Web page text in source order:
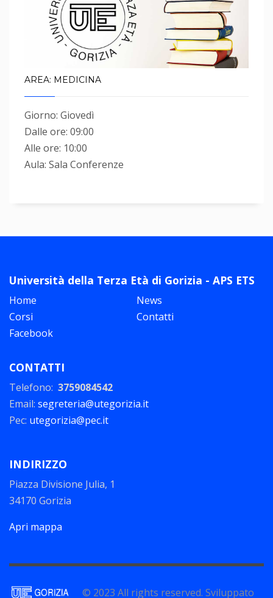
AREA: MEDICINA
Giorno: Giovedì
Dalle ore: 09:00
Alle ore: 10:00
Aula: Sala Conferenze
Università della Terza Età di Gorizia - APS ETS
Home
News
Corsi
Contatti
Facebook
CONTATTI
Telefono: 3759084542
Email: segreteria@utegorizia.it
Pec: utegorizia@pec.it
INDIRIZZO
Piazza Divisione Julia, 1
34170 Gorizia
Apri mappa
© 2023 All rights reserved. Sviluppato